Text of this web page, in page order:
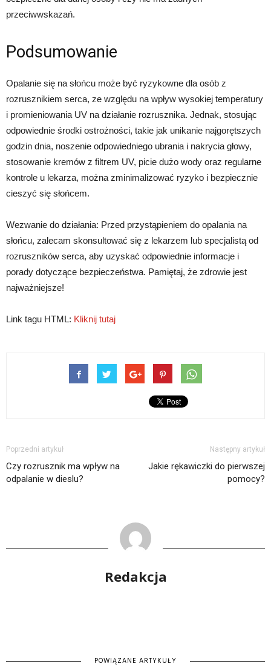
przeciwwskazań.
Podsumowanie
Opalanie się na słońcu może być ryzykowne dla osób z
rozrusznikiem serca, ze względu na wpływ wysokiej temperatury
i promieniowania UV na działanie rozrusznika. Jednak, stosując
odpowiednie środki ostrożności, takie jak unikanie najgorętszych
godzin dnia, noszenie odpowiedniego ubrania i nakrycia głowy,
stosowanie kremów z filtrem UV, picie dużo wody oraz regularne
kontrole u lekarza, można zminimalizować ryzyko i bezpiecznie
cieszyć się słońcem.
Wezwanie do działania: Przed przystąpieniem do opalania na
słońcu, zalecam skonsultować się z lekarzem lub specjalistą od
rozruszników serca, aby uzyskać odpowiednie informacje i
porady dotyczące bezpieczeństwa. Pamiętaj, że zdrowie jest
najważniejsze!
Link tagu HTML: Kliknij tutaj
Poprzedni artykuł
Czy rozrusznik ma wpływ na
odpalanie w dieslu?
Następny artykuł
Jakie rękawiczki do pierwszej
pomocy?
Redakcja
POWIĄZANE ARTYKUŁY